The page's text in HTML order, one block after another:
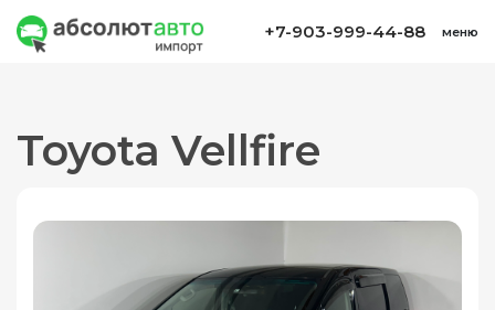
+7-903-999-44-88 меню
Toyota Vellfire